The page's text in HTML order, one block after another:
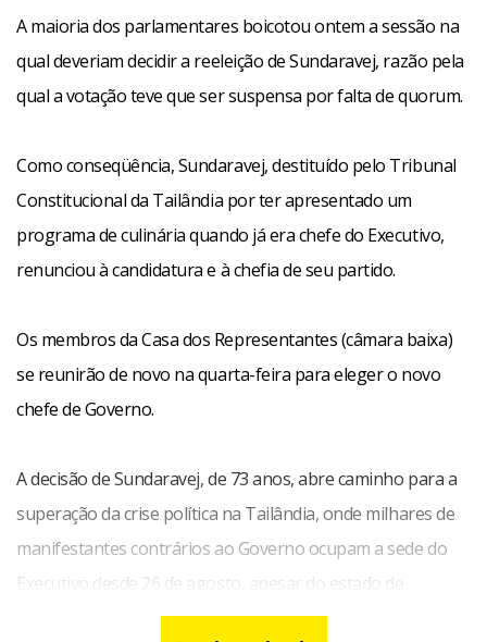
A maioria dos parlamentares boicotou ontem a sessão na
qual deveriam decidir a reeleição de Sundaravej, razão pela
qual a votação teve que ser suspensa por falta de quorum.
Como conseqüência, Sundaravej, destituído pelo Tribunal
Constitucional da Tailândia por ter apresentado um
programa de culinária quando já era chefe do Executivo,
renunciou à candidatura e à chefia de seu partido.
Os membros da Casa dos Representantes (câmara baixa)
se reunirão de novo na quarta-feira para eleger o novo
chefe de Governo.
A decisão de Sundaravej, de 73 anos, abre caminho para a
superação da crise política na Tailândia, onde milhares de
manifestantes contrários ao Governo ocupam a sede do
Executivo desde 26 de agosto, apesar do estado de
emergência declarado em Bangcoc há 11 dias.